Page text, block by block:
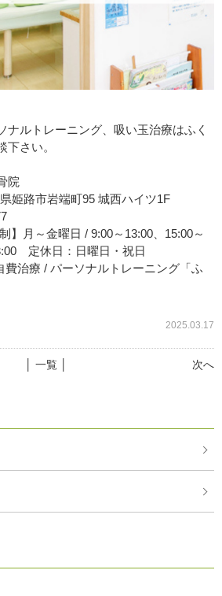
ナルトレーニング、吸い玉治療はふく
下さい。
院
姫路市岩端町95 城西ハイツ1F
】月～金曜日 / 9:00～13:00、15:00～
定休日：日曜日・祝日
費治療 / パーソナルトレーニング「ふ
2025.03.17
次へ
│ 一覧 │